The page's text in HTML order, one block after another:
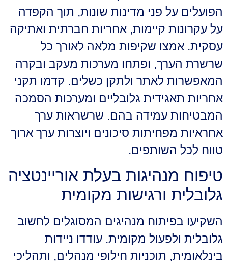
הפועלים על פני מדינות שונות, תוך הקפדה
על עקרונות קיימות, אחריות חברתית ואתיקה
עסקית. אמצו שקיפות מלאה לאורך כל
שרשרת הערך, ופתחו מערכות מעקב ובקרה
המאפשרות לאתר ולתקן כשלים. קדמו תקני
אחריות תאגידית גלובליים ומערכות הסמכה
המבטיחות עמידה בהם. שרשראות ערך
אחראיות מפחיתות סיכונים ויוצרות ערך ארוך
טווח לכל השותפים.
טיפוח מנהיגות בעלת אוריינטציה
גלובלית ורגישות מקומית
השקיעו בפיתוח מנהיגים המסוגלים לחשוב
גלובלית ולפעול מקומית. עודדו ניידות
בינלאומית, תוכניות חילופי מנהלים, ותהליכי